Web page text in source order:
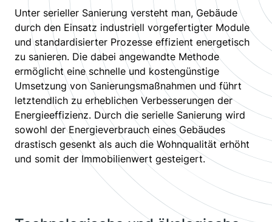
Unter serieller Sanierung versteht man, Gebäude
durch den Einsatz industriell vorgefertigter Module
und standardisierter Prozesse effizient energetisch
zu sanieren. Die dabei angewandte Methode
ermöglicht eine schnelle und kostengünstige
Umsetzung von Sanierungsmaßnahmen und führt
letztendlich zu erheblichen Verbesserungen der
Energieeffizienz. Durch die serielle Sanierung wird
sowohl der Energieverbrauch eines Gebäudes
drastisch gesenkt als auch die Wohnqualität erhöht
und somit der Immobilienwert gesteigert.